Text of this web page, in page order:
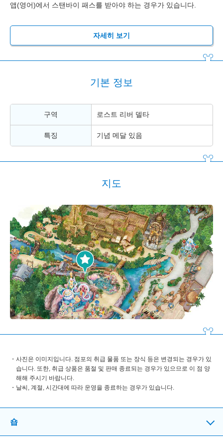
앱(영어)에서 스탠바이 패스를 받아야 하는 경우가 있습니다.
자세히 보기
기본 정보
구역 로스트 리버 델타
특징 기념 메달 있음
지도
사진은 이미지입니다. 점포의 취급 물품 또는 장식 등은 변경되는 경우가 있
습니다. 또한, 취급 상품은 품절 및 판매 종료되는 경우가 있으므로 이 점 양
해해 주시기 바랍니다.
날씨, 계절, 시간대에 따라 운영을 종료하는 경우가 있습니다.
숍